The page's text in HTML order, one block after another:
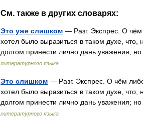
См. также в других словарях:
Это уже слишком — Разг. Экспрес. О
хотел было выразиться в таком духе,
долгом принести лично дань уважения;
литературного языка
Это слишком — Разг. Экспрес. О чём
хотел было выразиться в таком духе,
долгом принести лично дань уважения;
литературного языка